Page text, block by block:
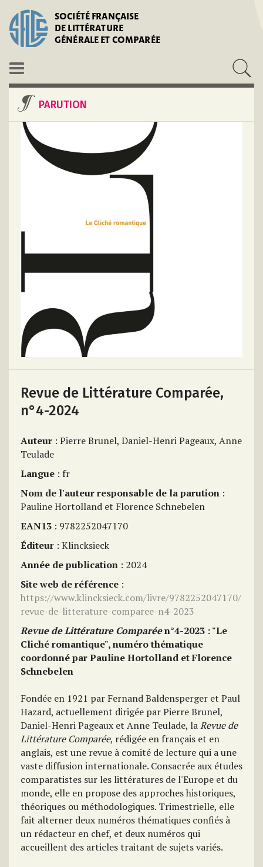
SOCIÉTÉ FRANÇAISE
DE LITTÉRATURE
GÉNÉRALE ET COMPARÉE
PARUTION
Revue de Littérature Comparée,
n°4-2024
Auteur : Pierre Brunel, Daniel-Henri Pageaux, Anne
Teulade
Langue : fr
Nom de l'auteur responsable de la parution :
Pauline Hortolland et Florence Schnebelen
EAN13 : 9782252047170
Éditeur : Klincksieck
Année de publication : 2024
Site web de référence :
https://www.klincksieck.com/livre/9782252047170/
revue-de-litterature-comparee-n4-2023
Revue de Littérature Comparéen°4-2023 : "Le
Cliché romantique", numéro thématique
coordonné par Pauline Hortolland et Florence
Schnebelen
Fondée en 1921 par Fernand Baldensperger et Paul
Hazard, actuellement dirigée par Pierre Brunel,
Daniel-Henri Pageaux et Anne Teulade, laRevue de
Littérature Comparée, rédigée en français et en
anglais, est une revue à comité de lecture qui a une
vaste diffusion internationale. Consacrée aux études
comparatistes sur les littératures de l'Europe et du
monde, elle en propose des approches historiques,
théoriques ou méthodologiques. Trimestrielle, elle
fait alterner deux numéros thématiques confiés à
un rédacteur en chef, et deux numéros qui
accueillent des articles traitant de sujets variés.